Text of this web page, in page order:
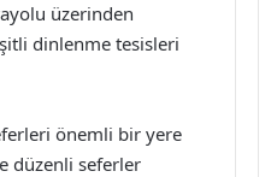
üzerinden
dinlenme tesisleri
önemli bir yere
düzenli seferler